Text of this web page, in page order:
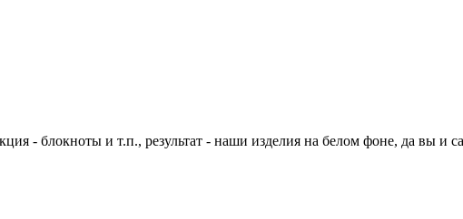
- блокноты и т.п., результат - наши изделия на белом фоне, да вы и